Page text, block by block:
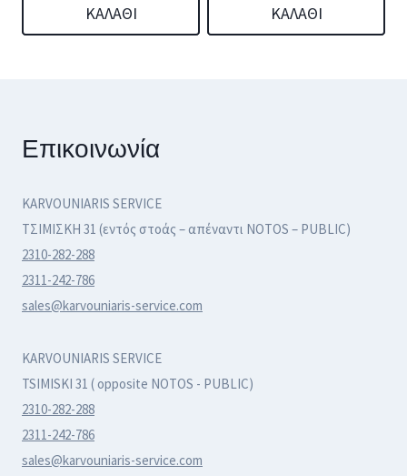
ΚΑΛΆΘΙ
ΚΑΛΆΘΙ
Επικοινωνία
KARVOUNIARIS SERVICE
ΤΣΙΜΙΣΚΗ 31 (εντός στοάς – απέναντι NOTOS – PUBLIC)
2310-282-288
2311-242-786
sales@karvouniaris-service.com
KARVOUNIARIS SERVICE
TSIMISKI 31 ( opposite NOTOS - PUBLIC)
2310-282-288
2311-242-786
sales@karvouniaris-service.com